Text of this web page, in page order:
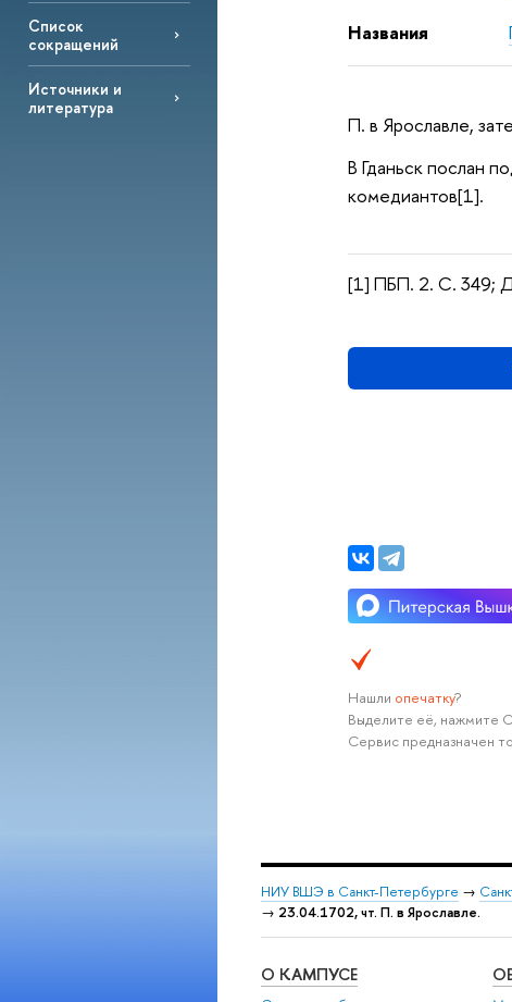
Список
сокращений
Источники и
литература
Названия
П. в Ярославле,
В Гданьск послан
комедиантов[1].
[1] ПБП. 2. С. 349;
Нашли опечатку?
Выделите её, нажмите
Сервис предназначен
НИУ ВШЭ в Санкт-Петербурге →
→ 23.04.1702, чт. П. в Ярославле.
О КАМПУСЕ